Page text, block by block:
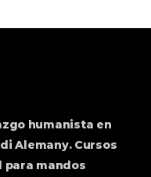
humanista en
Alemany. Cursos
mandos